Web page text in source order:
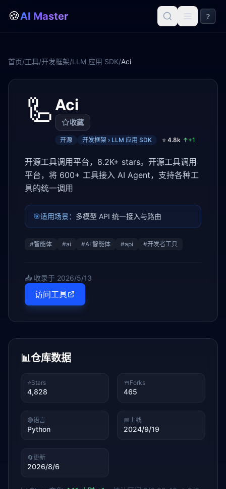
🍪AI Master ?
首页/工具/开发框架/LLM 应用 SDK/Aci
🦾 Aci
收藏
开源 开发框架 › LLM 应用 SDK ⭐ 4.8k ↑+1
开源工具调用平台，8.2K+ stars。开源工具调用
平台，将 600+ 工具接入 AI Agent，支持各种工
具的统一调用
🎯适用场景： 多模型 API 统一接入与路由
#智能体 #ai #AI 智能体 #api #开发者工具
📥 收录于 2026/5/13
访问工具
📊仓库数据
⭐Stars
4,828
🍴 Forks
465
🟢语言
Python
📅上线
2024/9/19
🔄更新
2026/8/6